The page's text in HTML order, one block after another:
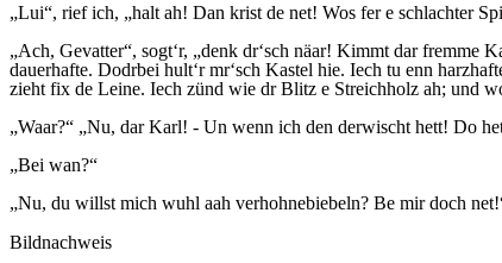
„Lui“, rief ich, „halt ah! Dan krist de net! Wos fer e schlachter
„Ach, Gevatter“, sogt‘r, „denk dr‘sch näar! Kimmt dar
dauerhafte. Dodrbei hult‘r mr‘sch Kastel hie. Iech tu enn
zieht fix de Leine. Iech zünd wie dr Blitz e Streichholz ah; und
„Waar?“ „Nu, dar Karl! - Un wenn ich den derwischt hett! Do
„Bei wan?“
„Nu, du willst mich wuhl aah verhohnebiebeln? Be mir doch
Bildnachweis